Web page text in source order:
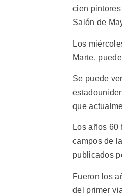
cien
Salón de
Los
Marte,
Se puede
que
Los años 60
campos de
publicados
Fueron los
del primer